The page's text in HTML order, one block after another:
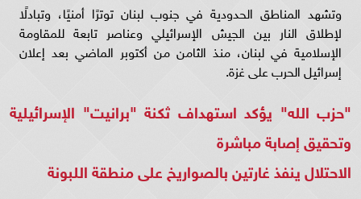
وتشهد المناطق الحدودية في جنوب لبنان توترًا أمنيًا، وتبادلًا
لإطلاق النار بين الجيش الإسرائيلي وعناصر تابعة للمقاومة
الإسلامية في لبنان، منذ الثامن من أكتوبر الماضي بعد إعلان
إسرائيل الحرب على غزة.
"حزب الله" يؤكد استهداف ثكنة "برانيت" الإسرائيلية
وتحقيق إصابة مباشرة
الاحتلال ينفذ غارتين بالصواريخ على منطقة اللبونة